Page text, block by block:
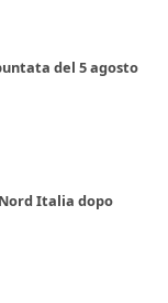
del 5 agosto
Italia dopo